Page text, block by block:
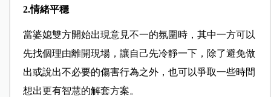
2.情緒平穩
當婆媳雙方開始出現意見不一的氛圍時，其中一方可以
先找個理由離開現場，讓自己先冷靜一下，除了避免做
出或說出不必要的傷害行為之外，也可以爭取一些時間
想出更有智慧的解套方案。